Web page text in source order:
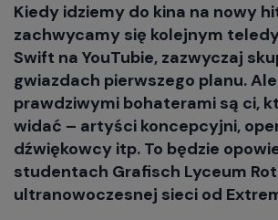
Kiedy idziemy do kina na nowy
zachwycamy się kolejnym
Swift na YouTubie, zazwyczaj
gwiazdach pierwszego planu.
prawdziwymi bohaterami są ci,
widać – artyści koncepcyjni,
dźwiękowcy itp. To będzie
studentach Grafisch Lyceum
ultranowoczesnej sieci od